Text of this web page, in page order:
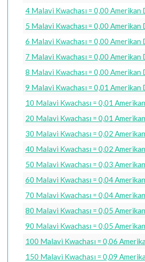
4 Malavi Kwachası = 0,00 Amerikan
5 Malavi Kwachası = 0,00 Amerikan
6 Malavi Kwachası = 0,00 Amerikan
7 Malavi Kwachası = 0,00 Amerikan
8 Malavi Kwachası = 0,00 Amerikan
9 Malavi Kwachası = 0,01 Amerikan
10 Malavi Kwachası = 0,01
20 Malavi Kwachası = 0,01
30 Malavi Kwachası = 0,02
40 Malavi Kwachası = 0,02
50 Malavi Kwachası = 0,03
60 Malavi Kwachası = 0,04
70 Malavi Kwachası = 0,04
80 Malavi Kwachası = 0,05
90 Malavi Kwachası = 0,05
100 Malavi Kwachası = 0,06
150 Malavi Kwachası = 0,09